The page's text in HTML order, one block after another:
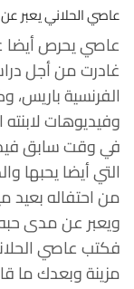
عاصي الحلاني يعبر عن
عاصي يحرص أيضا
غادرت من أجل
الفرنسية باريس،
وفيديوهات
في وقت سابق
التي أيضا يحبها
من احتفاله بعيد
ويعبر عن مدى
فكتب عاصي
مزينة وبعدك ما